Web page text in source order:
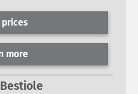
prices
more